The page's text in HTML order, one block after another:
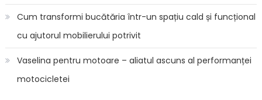
Cum transformi bucătăria într-un spațiu cald și funcțional
cu ajutorul mobilierului potrivit
Vaselina pentru motoare – aliatul ascuns al performanței
motocicletei